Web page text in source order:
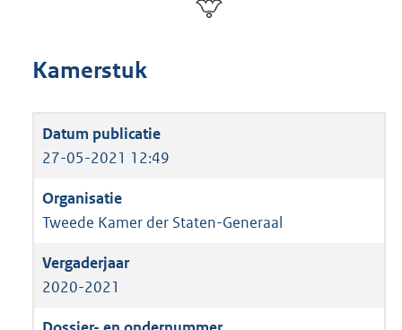
Kamerstuk
27-05-2021 12:49
Tweede Kamer der Staten-Generaal
2020-2021